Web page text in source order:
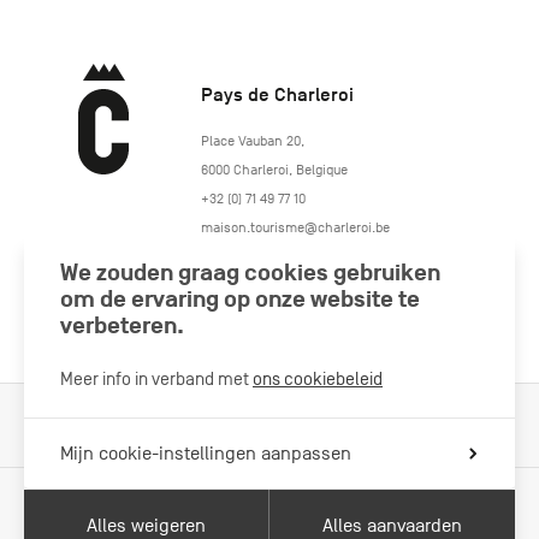
Pays de Charleroi
https://www.paysdecharleroi.be/
Place Vauban 20,
6000 Charleroi Belgique
+32 (0) 71 49 77 10
maison.tourisme@charleroi.be
Volg ons
Met de steun van
We zouden graag cookies gebruiken
om de ervaring op onze website te
verbeteren.
Meer info in verband met ons cookiebeleid
Mijn cookie-instellingen aanpassen
Alles weigeren Alles aanvaarden